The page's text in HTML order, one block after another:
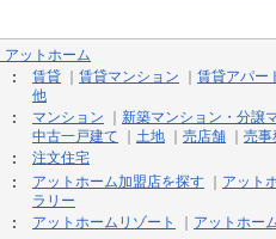
ットホーム
賃貸 賃貸マンション
賃貸アパー
他
マンション
新築マンション・分譲
中古一戸建て
土地 売店舗
売事
注文住宅
アットホーム加盟店を探す
アット
ラリー
アットホームリゾート アットホー